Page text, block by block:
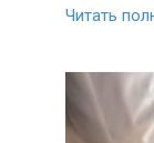
Читать